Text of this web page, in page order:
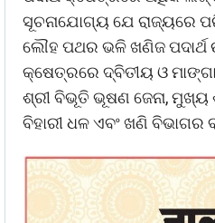
ସୂଚନାଯୋଗ୍ୟ ଯେ ରାଜ୍ୟରେ
ଲୌହ ପଥର ଭଳି ଖଣିଜ ପଦାର୍ଥ
କ୍ଷେତ୍ରରେ ଦ୍ବିତୀୟ ଓ
ଶ୍ରୀ ବିଭୂତି ଭୂଷଣ ଜେନା,
ବିହାରୀ ଧଳ ଏବଂ ଖଣି